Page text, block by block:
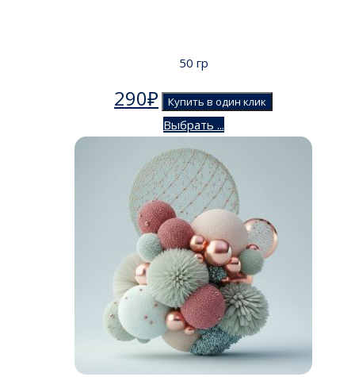
50 гр
290₽ Купить в один клик
Выбрать ...